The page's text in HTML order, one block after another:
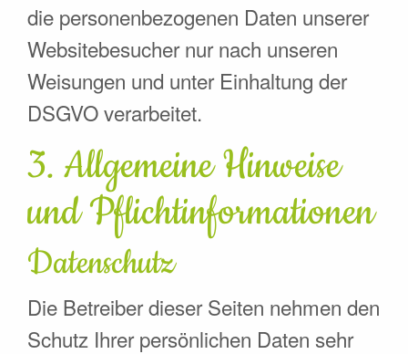
die personenbezogenen Daten unserer
Websitebesucher nur nach unseren
Weisungen und unter Einhaltung der
DSGVO verarbeitet.
3. Allgemeine Hinweise
und Pflicht­informationen
Datenschutz
Die Betreiber dieser Seiten nehmen den
Schutz Ihrer persönlichen Daten sehr